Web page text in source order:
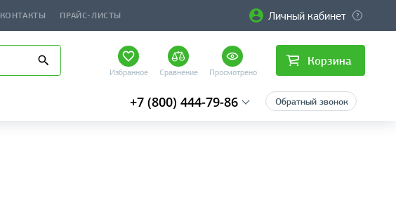
КОНТАКТЫ ПРАЙС-ЛИСТЫ Личный кабинет
Избранное Сравнение Просмотрено
Корзина
+7 (800) 444-79-86 Обратный звонок